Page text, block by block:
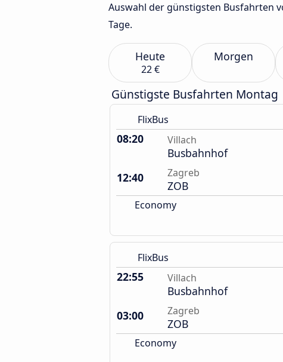
Auswahl der günstigsten Busfahrten
Tage.
Heute
22 €
Morgen
Günstigste Busfahrten Montag
FlixBus
08:20 Villach
Busbahnhof
12:40
Zagreb
ZOB
Economy
FlixBus
22:55 Villach
Busbahnhof
03:00
Zagreb
ZOB
Economy